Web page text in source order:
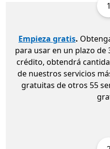
1
Empieza gratis.
para usar en un plazo de
crédito, obtendrá
de nuestros servicios
gratuitas de otros 55